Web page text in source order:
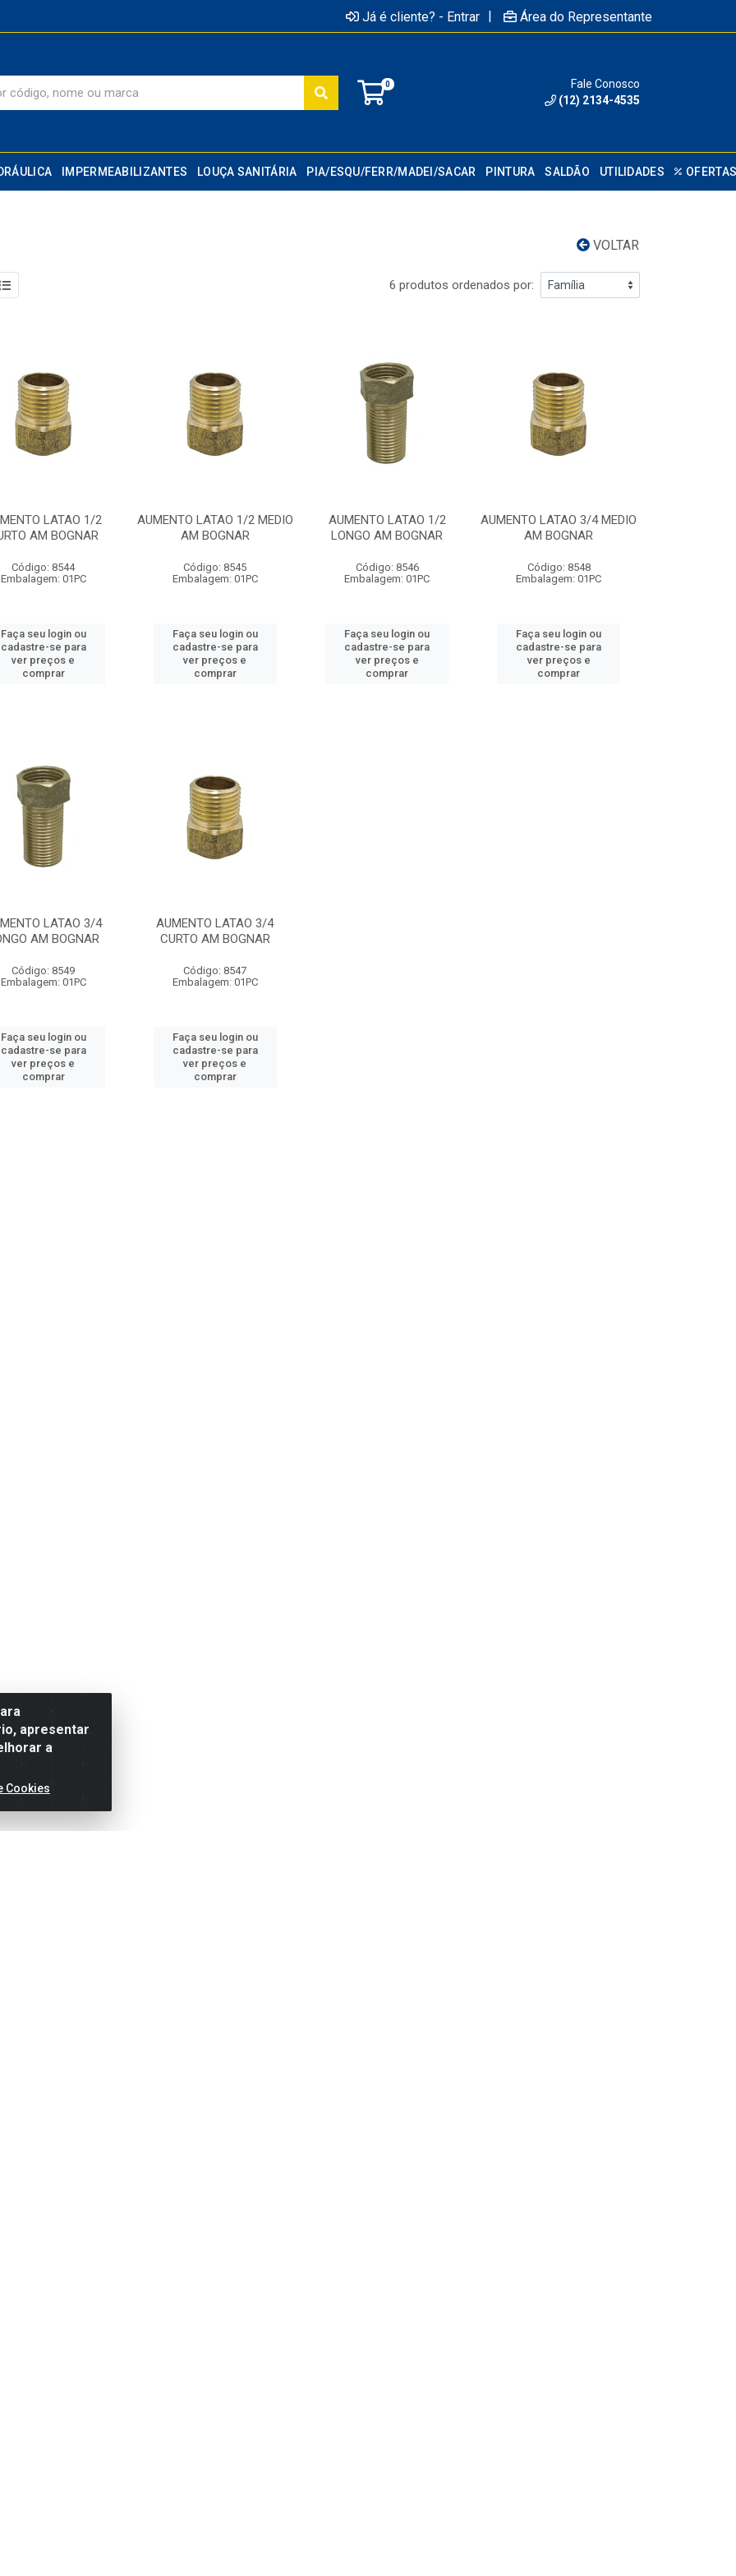
Já é cliente? - Entrar | Área do Representante
0
Fale Conosco
(12) 2134-4535
IMPERMEABILIZANTES LOUÇA SANITÁRIA PIA/ESQU/FERR/MADEI/SACAR PINTURA SALDÃO UTILIDADES
VOLTAR
6 produtos ordenados por:
LATAO 1/2
AM BOGNAR
Código: 8544
Embalagem: 01PC
Faça seu login ou
cadastre-se para
ver preços e
comprar
AUMENTO LATAO 1/2 MEDIO
AM BOGNAR
Código: 8545
Embalagem: 01PC
Faça seu login ou
cadastre-se para
ver preços e
comprar
AUMENTO LATAO 1/2
LONGO AM BOGNAR
Código: 8546
Embalagem: 01PC
Faça seu login ou
cadastre-se para
ver preços e
comprar
AUMENTO LATAO 3/4 MEDIO
AM BOGNAR
Código: 8548
Embalagem: 01PC
Faça seu login ou
cadastre-se para
ver preços e
comprar
LATAO 3/4
AM BOGNAR
Código: 8549
Embalagem: 01PC
Faça seu login ou
cadastre-se para
ver preços e
comprar
AUMENTO LATAO 3/4
CURTO AM BOGNAR
Código: 8547
Embalagem: 01PC
Faça seu login ou
cadastre-se para
ver preços e
comprar
apresentar
a
Cookies